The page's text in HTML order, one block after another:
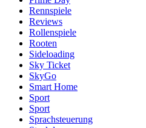
Rennspiele
Reviews
Rollenspiele
Rooten
Sideloading
Sky Ticket
SkyGo
Smart Home
Sport
Sport
Sprachsteuerung